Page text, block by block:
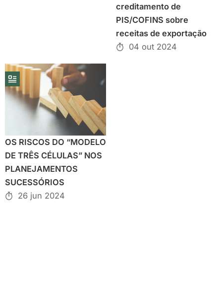
creditamento de
PIS/COFINS sobre
receitas de exportação
04 out 2024
OS RISCOS DO “MODELO
DE TRÊS CÉLULAS” NOS
PLANEJAMENTOS
SUCESSÓRIOS
26 jun 2024